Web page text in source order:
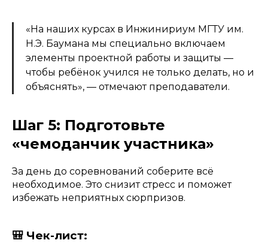
«На наших курсах в Инжинириум МГТУ им.
Н.Э. Баумана мы специально включаем
элементы проектной работы и защиты —
чтобы ребёнок учился не только делать, но и
объяснять», — отмечают преподаватели.
Шаг 5: Подготовьте
«чемоданчик участника»
За день до соревнований соберите всё
необходимое. Это снизит стресс и поможет
избежать неприятных сюрпризов.
🎒 Чек-лист: